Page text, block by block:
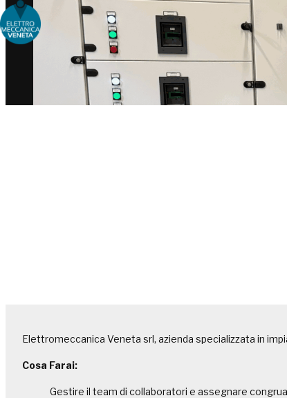
Choose people Inspire solutions
Elettromeccanica Veneta srl, azienda specializzata in
Cosa Farai:
Gestire il team di collaboratori e assegnare